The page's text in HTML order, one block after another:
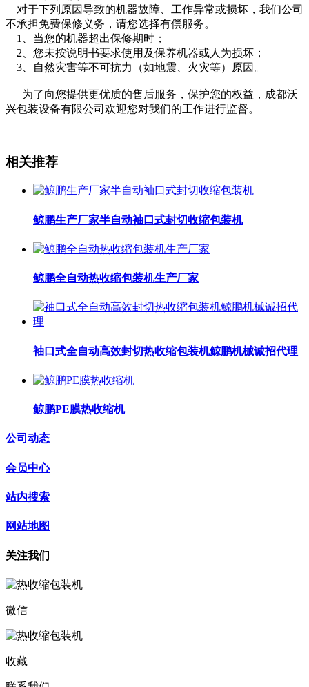
对于下列原因导致的机器故障、工作异常或损坏，我们公司
不承担免费保修义务，请您选择有偿服务。
1、当您的机器超出保修期时；
2、您未按说明书要求使用及保养机器或人为损坏；
3、自然灾害等不可抗力（如地震、火灾等）原因。
为了向您提供更优质的售后服务，保护您的权益，成都沃
兴包装设备有限公司欢迎您对我们的工作进行监督。
相关推荐
鲸鹏生产厂家半自动袖口式封切收缩包装机
鲸鹏全自动热收缩包装机生产厂家
袖口式全自动高效封切热收缩包装机鲸鹏机械诚招代理
鲸鹏PE膜热收缩机
公司动态
会员中心
站内搜索
网站地图
关注我们
微信
收藏